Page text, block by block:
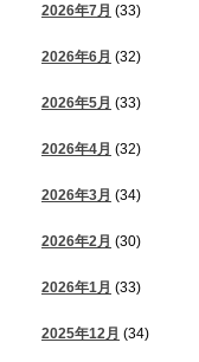
2026年7月 (33)
2026年6月 (32)
2026年5月 (33)
2026年4月 (32)
2026年3月 (34)
2026年2月 (30)
2026年1月 (33)
2025年12月 (34)